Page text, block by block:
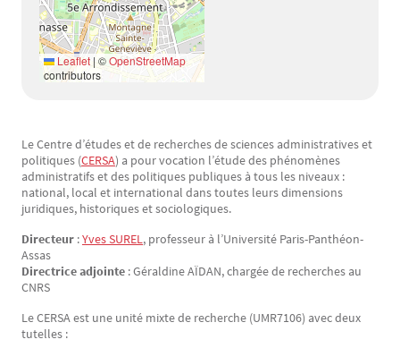
Leaflet |©OpenStreetMap
contributors
Texte
Le Centre d’études et de recherches de sciences administratives et
politiques (CERSA) a pour vocation l’étude des phénomènes
administratifs et des politiques publiques à tous les niveaux :
national, local et international dans toutes leurs dimensions
juridiques, historiques et sociologiques.
Directeur :Yves SUREL, professeur à l’Université Paris-Panthéon-
Assas
Directrice adjointe : Géraldine AÏDAN, chargée de recherches au
CNRS
Le CERSA est une unité mixte de recherche (UMR7106) avec deux
tutelles :